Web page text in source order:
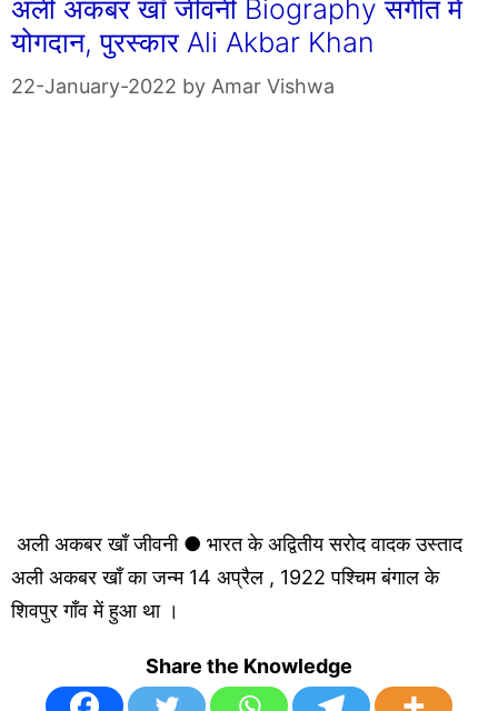
अली अकबर खाँ जीवनी Biography संगीत में
योगदान, पुरस्कार Ali Akbar Khan
22-January-2022 by Amar Vishwa
अली अकबर खाँ जीवनी ● भारत के अद्वितीय सरोद वादक उस्ताद
अली अकबर खाँ का जन्म 14 अप्रैल , 1922 पश्चिम बंगाल के
शिवपुर गाँव में हुआ था ।
Share the Knowledge